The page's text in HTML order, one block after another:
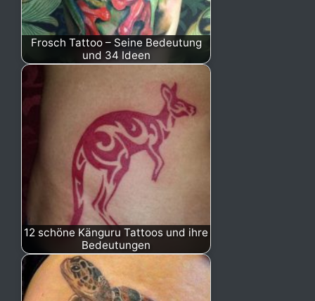
Frosch Tattoo – Seine Bedeutung
und 34 Ideen
12 schöne Känguru Tattoos und ihre
Bedeutungen